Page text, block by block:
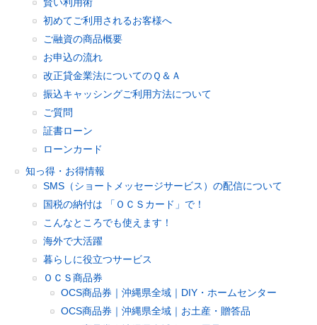
賢い利用術
初めてご利用されるお客様へ
ご融資の商品概要
お申込の流れ
改正貸金業法についてのＱ＆Ａ
振込キャッシングご利用方法について
ご質問
証書ローン
ローンカード
知っ得・お得情報
SMS（ショートメッセージサービス）の配信について
国税の納付は 「ＯＣＳカード」で！
こんなところでも使えます！
海外で大活躍
暮らしに役立つサービス
ＯＣＳ商品券
OCS商品券｜沖縄県全域｜DIY・ホームセンター
OCS商品券｜沖縄県全域｜お土産・贈答品